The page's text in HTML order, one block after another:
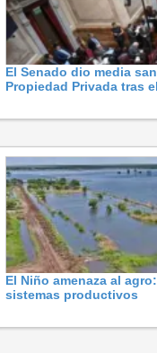
El Senado dio media
Propiedad Privada tras
El Niño amenaza al
sistemas productivos